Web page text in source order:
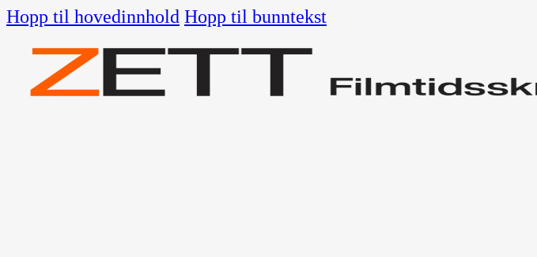
Hopp til hovedinnhold Hopp til bunntekst